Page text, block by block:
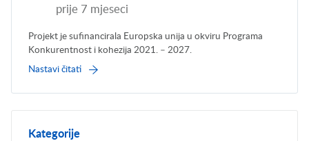
prije 7 mjeseci
Projekt je sufinancirala Europska unija u okviru Programa
Konkurentnost i kohezija 2021. – 2027.
Nastavi čitati
Kategorije